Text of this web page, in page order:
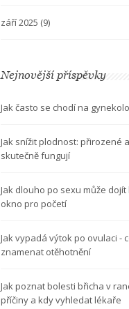
září 2025 (9)
Nejnovější příspěvky
Jak často se chodí na
Jak snížit plodnost: přirozené
skutečně fungují
Jak dlouho po sexu může
okno pro početí
Jak vypadá výtok po ovulaci -
znamenat otěhotnění
Jak poznat bolesti břicha v
příčiny a kdy vyhledat lékaře